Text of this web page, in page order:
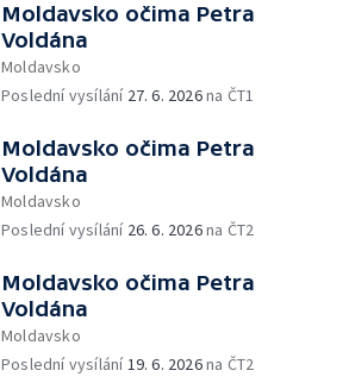
Moldavsko očima Petra
Voldána
Moldavsko
Poslední vysílání 27. 6. 2026na ČT1
Moldavsko očima Petra
Voldána
Moldavsko
Poslední vysílání 26. 6. 2026na ČT2
Moldavsko očima Petra
Voldána
Moldavsko
Poslední vysílání19. 6. 2026na ČT2